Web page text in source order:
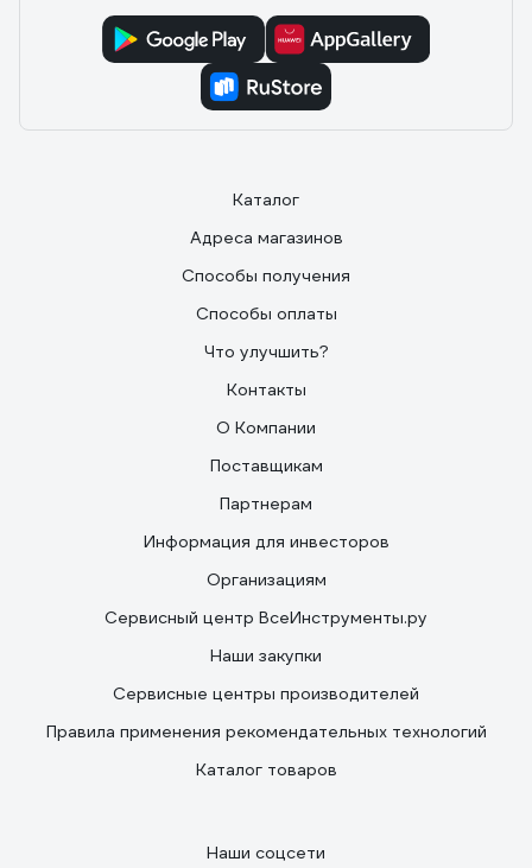
Каталог
Адреса магазинов
Способы получения
Способы оплаты
Что улучшить?
Контакты
О Компании
Поставщикам
Партнерам
Информация для инвесторов
Организациям
Сервисный центр ВсеИнструменты.ру
Наши закупки
Сервисные центры производителей
Правила применения рекомендательных технологий
Каталог товаров
Наши соцсети